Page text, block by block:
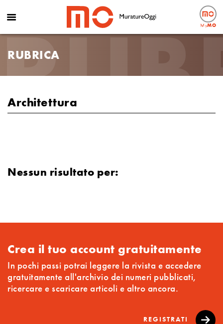
MyMO
RUBRICA
Architettura
Nessun risultato per:
Crea il tuo account gratuitamente
In pochi passi potrai leggere la rivista e accedere
gratuitamente all'archivio dei numeri pubblicati,
ricercare e scaricare articoli e altro ancora.
REGISTRATI